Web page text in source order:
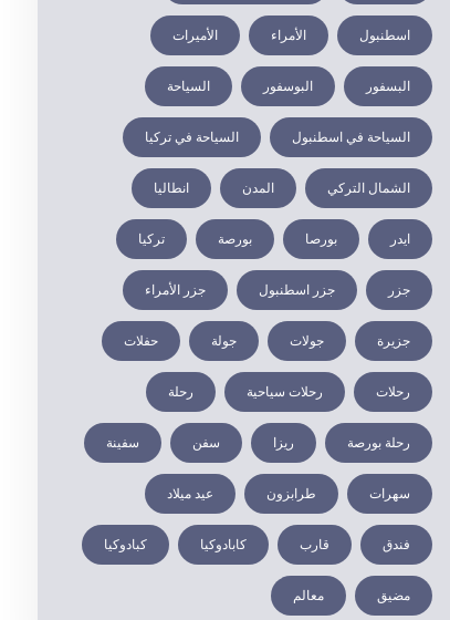
اسطنبول الأمراء الأميرات
البسفور البوسفور السياحة
السياحة في اسطنبول السياحة في تركيا
الشمال التركي المدن انطاليا
ايدر بورصا بورصة تركيا
جزر جزر اسطنبول جزر الأمراء
جزيرة جولات جولة حفلات
رحلات رحلات سياحية رحلة
رحلة بورصة ريزا سفن سفينة
سهرات طرابزون عيد ميلاد
فندق قارب كابادوكيا كبادوكيا
مضيق معالم